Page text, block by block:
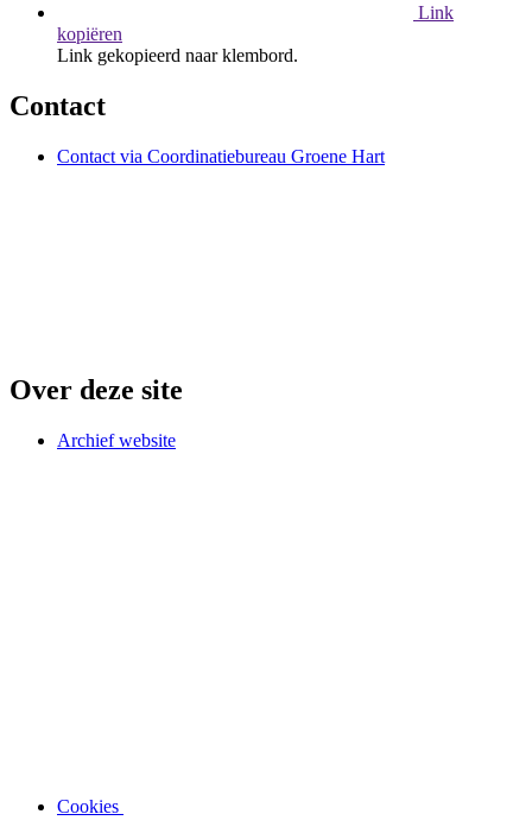
Link
kopiëren
Link gekopieerd naar klembord.
Contact
Contact via Coordinatiebureau Groene Hart
Over deze site
Archief website
Cookies